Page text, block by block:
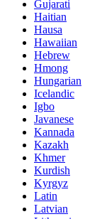
Gujarati
Haitian
Hausa
Hawaiian
Hebrew
Hmong
Hungarian
Icelandic
Igbo
Javanese
Kannada
Kazakh
Khmer
Kurdish
Kyrgyz
Latin
Latvian